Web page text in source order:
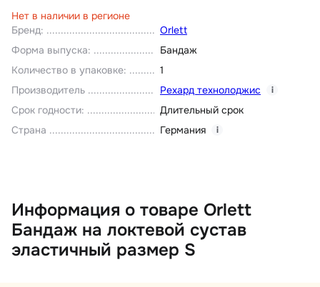
Бренд:
Orlett
Форма выпуска:
Бандаж
Количество в упаковке:
1
Производитель
Рехард технолоджис i
Срок годности:
Длительный срок
Страна
Германия i
Нет в наличии в регионе
Информация о товаре Orlett
Бандаж на локтевой сустав
эластичный размер S